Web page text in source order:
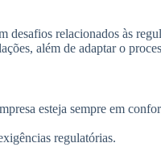
relacionados às
além de adaptar o
esteja sempre em
regulatórias.